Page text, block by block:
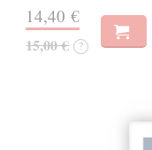
14,40 €
15,00 € ?